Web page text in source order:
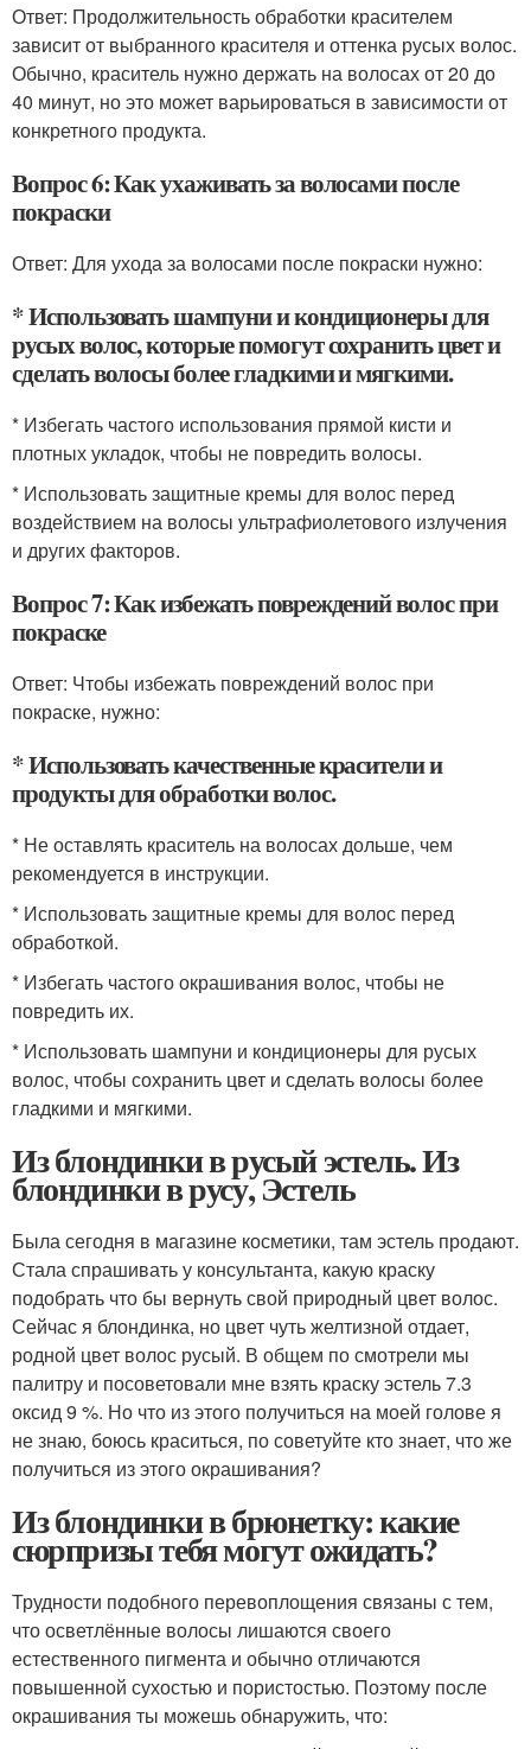
Ответ: Продолжительность обработки красителем
зависит от выбранного красителя и оттенка русых волос.
Обычно, краситель нужно держать на волосах от 20 до
40 минут, но это может варьироваться в зависимости от
конкретного продукта.
Вопрос 6: Как ухаживать за волосами после
покраски
Ответ: Для ухода за волосами после покраски нужно:
* Использовать шампуни и кондиционеры для
русых волос, которые помогут сохранить цвет и
сделать волосы более гладкими и мягкими.
* Избегать частого использования прямой кисти и
плотных укладок, чтобы не повредить волосы.
* Использовать защитные кремы для волос перед
воздействием на волосы ультрафиолетового излучения
и других факторов.
Вопрос 7: Как избежать повреждений волос при
покраске
Ответ: Чтобы избежать повреждений волос при
покраске, нужно:
* Использовать качественные красители и
продукты для обработки волос.
* Не оставлять краситель на волосах дольше, чем
рекомендуется в инструкции.
* Использовать защитные кремы для волос перед
обработкой.
* Избегать частого окрашивания волос, чтобы не
повредить их.
* Использовать шампуни и кондиционеры для русых
волос, чтобы сохранить цвет и сделать волосы более
гладкими и мягкими.
Из блондинки в русый эстель. Из
блондинки в русу, Эстель
Была сегодня в магазине косметики, там эстель продают.
Стала спрашивать у консультанта, какую краску
подобрать что бы вернуть свой природный цвет волос.
Сейчас я блондинка, но цвет чуть желтизной отдает,
родной цвет волос русый. В общем по смотрели мы
палитру и посоветовали мне взять краску эстель 7.3
оксид 9 %. Но что из этого получиться на моей голове я
не знаю, боюсь краситься, по советуйте кто знает, что же
получиться из этого окрашивания?
Из блондинки в брюнетку: какие
сюрпризы тебя могут ожидать?
Трудности подобного перевоплощения связаны с тем,
что осветлённые волосы лишаются своего
естественного пигмента и обычно отличаются
повышенной сухостью и пористостью. Поэтому после
окрашивания ты можешь обнаружить, что: